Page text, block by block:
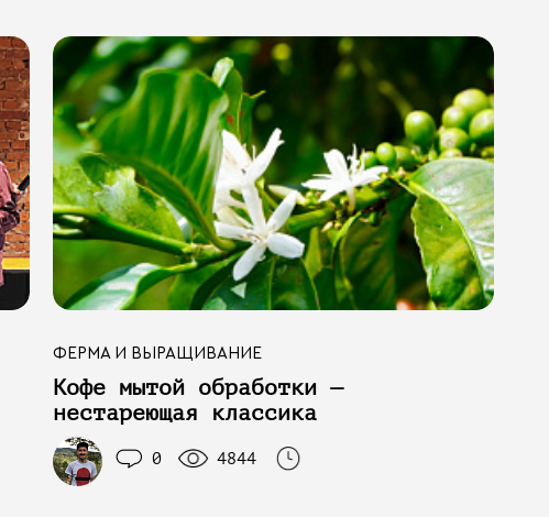
ФЕРМА И ВЫРАЩИВАНИЕ
Кофе мытой обработки —
нестареющая классика
0 4844